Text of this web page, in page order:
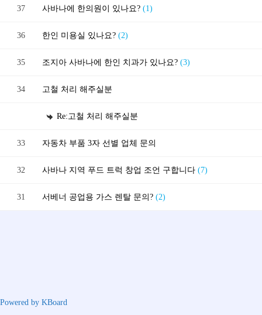
37 사바나에 한의원이 있나요? (1)
36 한인 미용실 있나요? (2)
35 조지아 사바나에 한인 치과가 있나요? (3)
34 고철 처리 해주실분
Re:고철 처리 해주실분
33 자동차 부품 3자 선별 업체 문의
32 사바나 지역 푸드 트럭 창업 조언 구합니다 (7)
31 서베너 공업용 가스 렌탈 문의? (2)
Powered by KBoard